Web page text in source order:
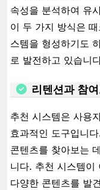
속성을 분석하여 유
이 두 가지 방식은
스템을 형성하기도
로 발전하고 있습니
리텐션과 참
추천 시스템은 사용
효과적인 도구입니
콘텐츠를 찾아보는
니다. 추천 시스템이
다양한 콘텐츠를 발